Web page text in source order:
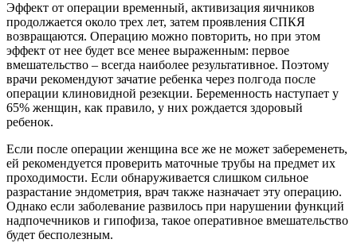
Эффект от операции временный, активизация яичников
продолжается около трех лет, затем проявления СПКЯ
возвращаются. Операцию можно повторить, но при этом
эффект от нее будет все менее выраженным: первое
вмешательство – всегда наиболее результативное. Поэтому
врачи рекомендуют зачатие ребенка через полгода после
операции клиновидной резекции. Беременность наступает у
65% женщин, как правило, у них рождается здоровый
ребенок.
Если после операции женщина все же не может забеременеть,
ей рекомендуется проверить маточные трубы на предмет их
проходимости. Если обнаруживается слишком сильное
разрастание эндометрия, врач также назначает эту операцию.
Однако если заболевание развилось при нарушении функций
надпочечников и гипофиза, такое оперативное вмешательство
будет бесполезным.